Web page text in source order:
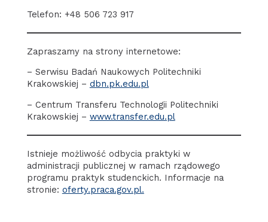
Telefon: +48 506 723 917
Zapraszamy na strony internetowe:
– Serwisu Badań Naukowych Politechniki
Krakowskiej – dbn.pk.edu.pl
– Centrum Transferu Technologii Politechniki
Krakowskiej – www.transfer.edu.pl
Istnieje możliwość odbycia praktyki w
administracji publicznej w ramach rządowego
programu praktyk studenckich. Informacje na
stronie: oferty.praca.gov.pl.